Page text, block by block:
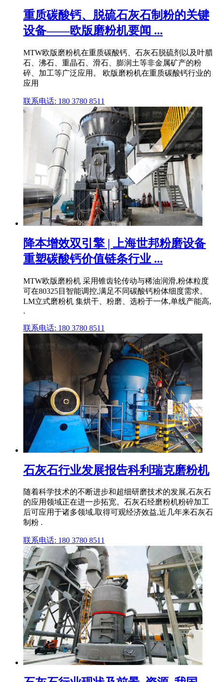
重质碳酸钙、脱硫石灰石制粉的关键
设备——欧版磨粉机要闻 ...
MTW欧版磨粉机在重质碳酸钙、石灰石脱硫剂以及叶腊
石、沸石、重晶石、滑石、膨润土等非金属矿产的粉
碎、加工等广泛应用。 欧版磨粉机在重质碳酸钙行业的
应用
联系电话: 180 3780 8511
降本增效双引擎 | 上海世邦粉磨设备
重塑碳酸钙价值链条行业 ...
MTW欧版磨粉机 采用锥齿轮传动与稀油润滑,粉体粒度
可在80325目智能调控,满足不同碳酸钙粉体细度需求。
LM立式磨粉机 集烘干、粉磨、选粉于一体,单线产能高,
.
联系电话: 180 3780 8511
石灰石行业发展报告科利瑞克磨粉机
随着科学技术的不断进步和超细研磨技术的发展,石灰石
的应用领域正在进一步拓宽。石灰石经磨粉机粉碎加工
后可应用于诸多领域,取得可观经济效益,近几年来石灰石
制粉 .
联系电话: 180 3780 8511